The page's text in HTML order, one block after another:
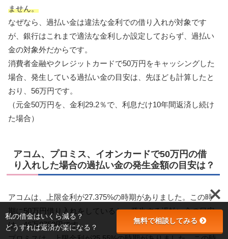
ません。
なぜなら、過払い金は違法な金利での借り入れが対象です
が、銀行はこれまで適法な金利しか設定しておらず、過払い
金の対象外だからです。
消費者金融やクレジットカードで50万円をキャッシングした
場合、発生している過払い金の目安は、先ほども計算したと
おり、56万円です。
（元金50万円を、金利29.2％で、利息だけ10年間返済し続け
た場合）
アコム、プロミス、イオンカードで50万円の借
り入れした場合の過払い金の発生金額の目安は？
アコムは、上限金利が27.375%の時期がありました。この時
期に50万円借り入れをしていると、発生する過払い金の目安
は、46万8750円です。
私の借金はいくら減る？
どうすれば返済が楽になる？
無料で相談してみる